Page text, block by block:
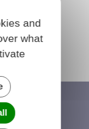
and
what